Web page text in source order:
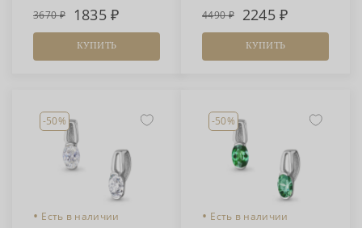
3670 1835
КУПИТЬ
4490 2245
КУПИТЬ
-50%
• Есть в наличии
-50%
• Есть в наличии